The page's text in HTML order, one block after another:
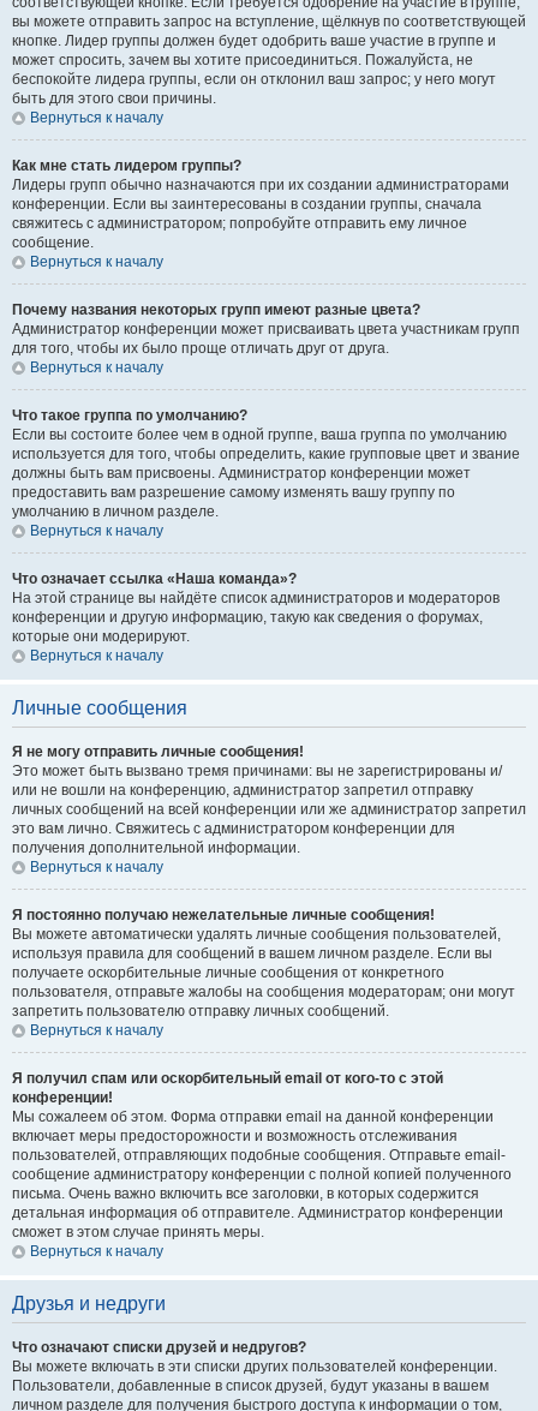
вы можете отправить запрос на вступление, щёлкнув по соответствующей
кнопке. Лидер группы должен будет одобрить ваше участие в группе и
может спросить, зачем вы хотите присоединиться. Пожалуйста, не
беспокойте лидера группы, если он отклонил ваш запрос; у него могут
быть для этого свои причины.
Вернуться к началу
Как мне стать лидером группы?
Лидеры групп обычно назначаются при их создании администраторами
конференции. Если вы заинтересованы в создании группы, сначала
свяжитесь с администратором; попробуйте отправить ему личное
сообщение.
Вернуться к началу
Почему названия некоторых групп имеют разные цвета?
Администратор конференции может присваивать цвета участникам групп
для того, чтобы их было проще отличать друг от друга.
Вернуться к началу
Что такое группа по умолчанию?
Если вы состоите более чем в одной группе, ваша группа по умолчанию
используется для того, чтобы определить, какие групповые цвет и звание
должны быть вам присвоены. Администратор конференции может
предоставить вам разрешение самому изменять вашу группу по
умолчанию в личном разделе.
Вернуться к началу
Что означает ссылка «Наша команда»?
На этой странице вы найдёте список администраторов и модераторов
конференции и другую информацию, такую как сведения о форумах,
которые они модерируют.
Вернуться к началу
Личные сообщения
Я не могу отправить личные сообщения!
Это может быть вызвано тремя причинами: вы не зарегистрированы и/
или не вошли на конференцию, администратор запретил отправку
личных сообщений на всей конференции или же администратор запретил
это вам лично. Свяжитесь с администратором конференции для
получения дополнительной информации.
Вернуться к началу
Я постоянно получаю нежелательные личные сообщения!
Вы можете автоматически удалять личные сообщения пользователей,
используя правила для сообщений в вашем личном разделе. Если вы
получаете оскорбительные личные сообщения от конкретного
пользователя, отправьте жалобы на сообщения модераторам; они могут
запретить пользователю отправку личных сообщений.
Вернуться к началу
Я получил спам или оскорбительный email от кого-то с этой
конференции!
Мы сожалеем об этом. Форма отправки email на данной конференции
включает меры предосторожности и возможность отслеживания
пользователей, отправляющих подобные сообщения. Отправьте email-
сообщение администратору конференции с полной копией полученного
письма. Очень важно включить все заголовки, в которых содержится
детальная информация об отправителе. Администратор конференции
сможет в этом случае принять меры.
Вернуться к началу
Друзья и недруги
Что означают списки друзей и недругов?
Вы можете включать в эти списки других пользователей конференции.
Пользователи, добавленные в список друзей, будут указаны в вашем
личном разделе для получения быстрого доступа к информации о том,